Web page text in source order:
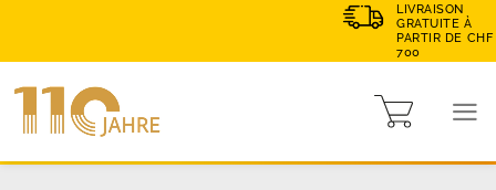
LIVRAISON
GRATUITE À
PARTIR DE CHF
700